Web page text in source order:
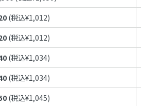
(税込¥1,012)
(税込¥1,012)
(税込¥1,034)
(税込¥1,034)
(税込¥1,045)